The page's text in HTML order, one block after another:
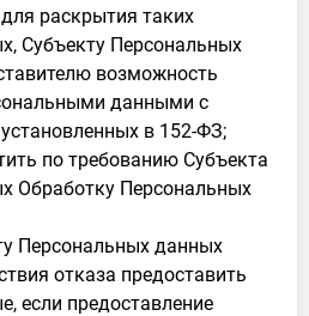
раскрытия таких
Субъекту Персональных
возможность
данными с
в 152-ФЗ;
по требованию Субъекта
Обработку Персональных
Персональных данных
отказа предоставить
если предоставление